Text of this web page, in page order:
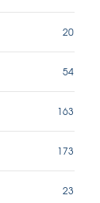
20
54
163
173
23